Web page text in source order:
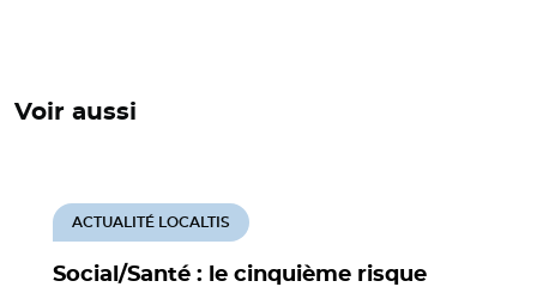
Voir aussi
Social/Santé : le cinquième risque
ACTUALITÉ LOCALTIS